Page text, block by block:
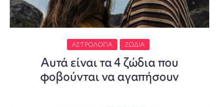
ΑΣΤΡΟΛΟΓΊΑ ΖΏΔΙΑ
Αυτά είναι τα 4 ζώδια που
φοβούνται να αγαπήσουν